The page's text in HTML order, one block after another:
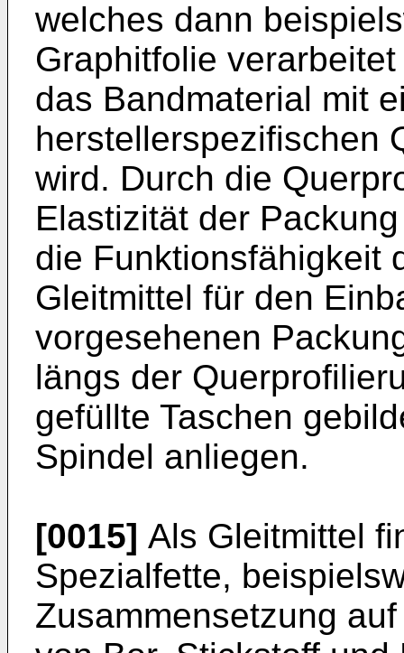
welches dann
Graphitfolie
das Bandmaterial mit
herstellerspezifischen
wird. Durch die
Elastizität der
die Funktionsfähigkeit
Gleitmittel für den
vorgesehenen
längs der
gefüllte Taschen
Spindel anliegen.
[0015] Als Gleitmittel
Spezialfette,
Zusammensetzung